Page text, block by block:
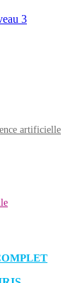
3
artificielle